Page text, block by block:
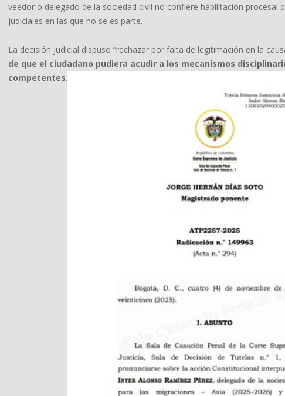
veedor o delegado de la sociedad civil no confiere habilitación
judiciales en las que no se es parte.
La decisión judicial dispuso “rechazar por falta de legitimación en la
de que el ciudadano pudiera acudir a los mecanismos
competentes.